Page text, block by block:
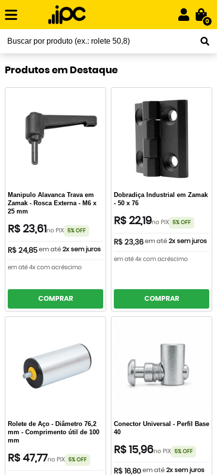
0
Produtos em Destaque
Manipulo Alavanca Trava em
Zamak - Rosca Externa - M6 x
25 mm
R$ 23,61 no PIX 5% OFF
R$ 24,85 em até 2x sem juros
em até 4x com acréscimo
COMPRAR
Dobradiça Industrial em Zamak
- 50 x 76
R$ 22,19no PIX 5% OFF
R$ 23,36 em até 2x sem juros
em até 4x com acréscimo
COMPRAR
Rolete de Aço - Diâmetro 76,2
mm - Comprimento útil de 100
mm
R$ 47,77no PIX 5% OFF
Conector Universal - Perfil Base
40
R$ 15,96no PIX 5% OFF
R$ 16,80 em até 2x sem juros